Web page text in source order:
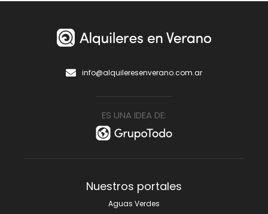
info@alquileresenverano.com.ar
ES UNA IDEA DE:
Nuestros portales
Aguas Verdes